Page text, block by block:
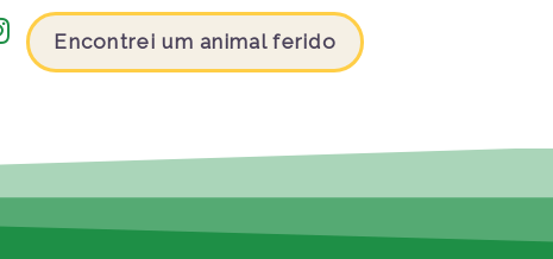
Encontrei um animal ferido